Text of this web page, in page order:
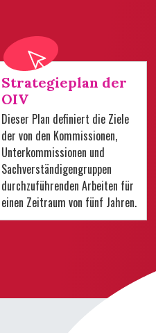
Strategieplan der
OIV
Dieser Plan definiert die Ziele
der von den Kommissionen,
Unterkommissionen und
Sachverständigengruppen
durchzuführenden Arbeiten für
einen Zeitraum von fünf Jahren.